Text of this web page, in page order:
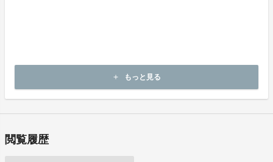
商品到着後14日以内に弊社までご連絡いただいた後、
出品者から対応方法をお客様宛にご連絡致します。
add もっと見る
閲覧履歴